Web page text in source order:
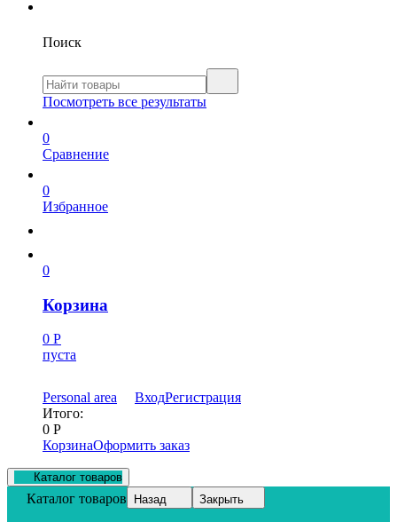
Поиск
Посмотреть все результаты
0
Сравнение
0
Избранное
0
Корзина
0 Р
пуста
Personal area ВходРегистрация
Итого:
0 Р
КорзинаОформить заказ
Каталог товаров
Каталог товаров Назад Закрыть